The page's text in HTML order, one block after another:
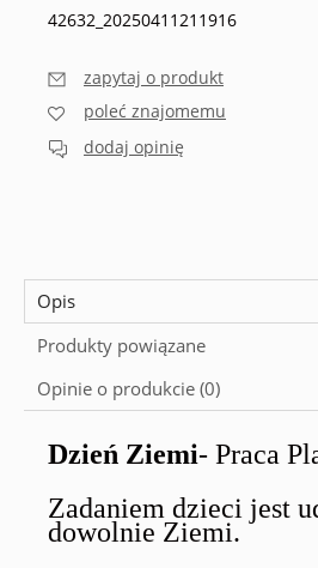
42632_20250411211916
zapytaj o produkt
poleć znajomemu
dodaj opinię
Opis
Produkty powiązane
Opinie o produkcie (0)
Dzień Ziemi- Praca
Zadaniem dzieci jest
dowolnie Ziemi.